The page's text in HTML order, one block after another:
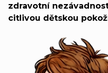
zdravotní
citlivou dětskou